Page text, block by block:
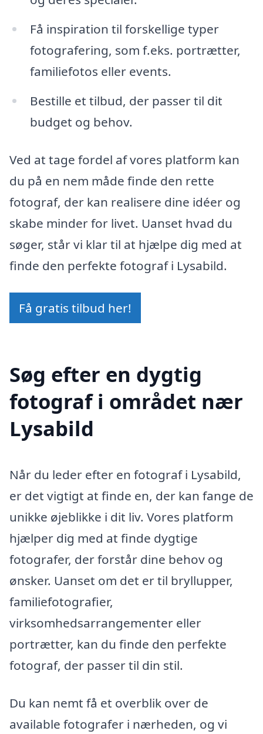
Få inspiration til forskellige typer
fotografering, som f.eks. portrætter,
familiefotos eller events.
Bestille et tilbud, der passer til dit
budget og behov.
Ved at tage fordel af vores platform kan
du på en nem måde finde den rette
fotograf, der kan realisere dine idéer og
skabe minder for livet. Uanset hvad du
søger, står vi klar til at hjælpe dig med at
finde den perfekte fotograf i Lysabild.
Få gratis tilbud her!
Søg efter en dygtig
fotograf i området nær
Lysabild
Når du leder efter en fotograf i Lysabild,
er det vigtigt at finde en, der kan fange de
unikke øjeblikke i dit liv. Vores platform
hjælper dig med at finde dygtige
fotografer, der forstår dine behov og
ønsker. Uanset om det er til bryllupper,
familiefotografier,
virksomhedsarrangementer eller
portrætter, kan du finde den perfekte
fotograf, der passer til din stil.
Du kan nemt få et overblik over de
available fotografer i nærheden, og vi